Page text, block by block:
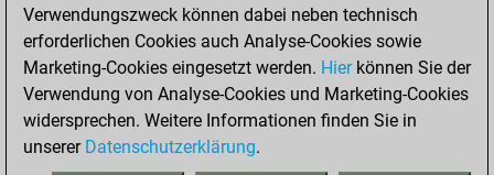
Freitag,
November 7, 2025
You played 1
bullet games
Play
You scored +0
Verwendungszweck können dabei neben technisch
erforderlichen Cookies auch Analyse-Cookies sowie
Marketing-Cookies eingesetzt werden. Hierkönnen Sie der
Verwendung von Analyse-Cookies und Marketing-Cookies
widersprechen. Weitere Informationen finden Sie in
unserer Datenschutzerklärung.